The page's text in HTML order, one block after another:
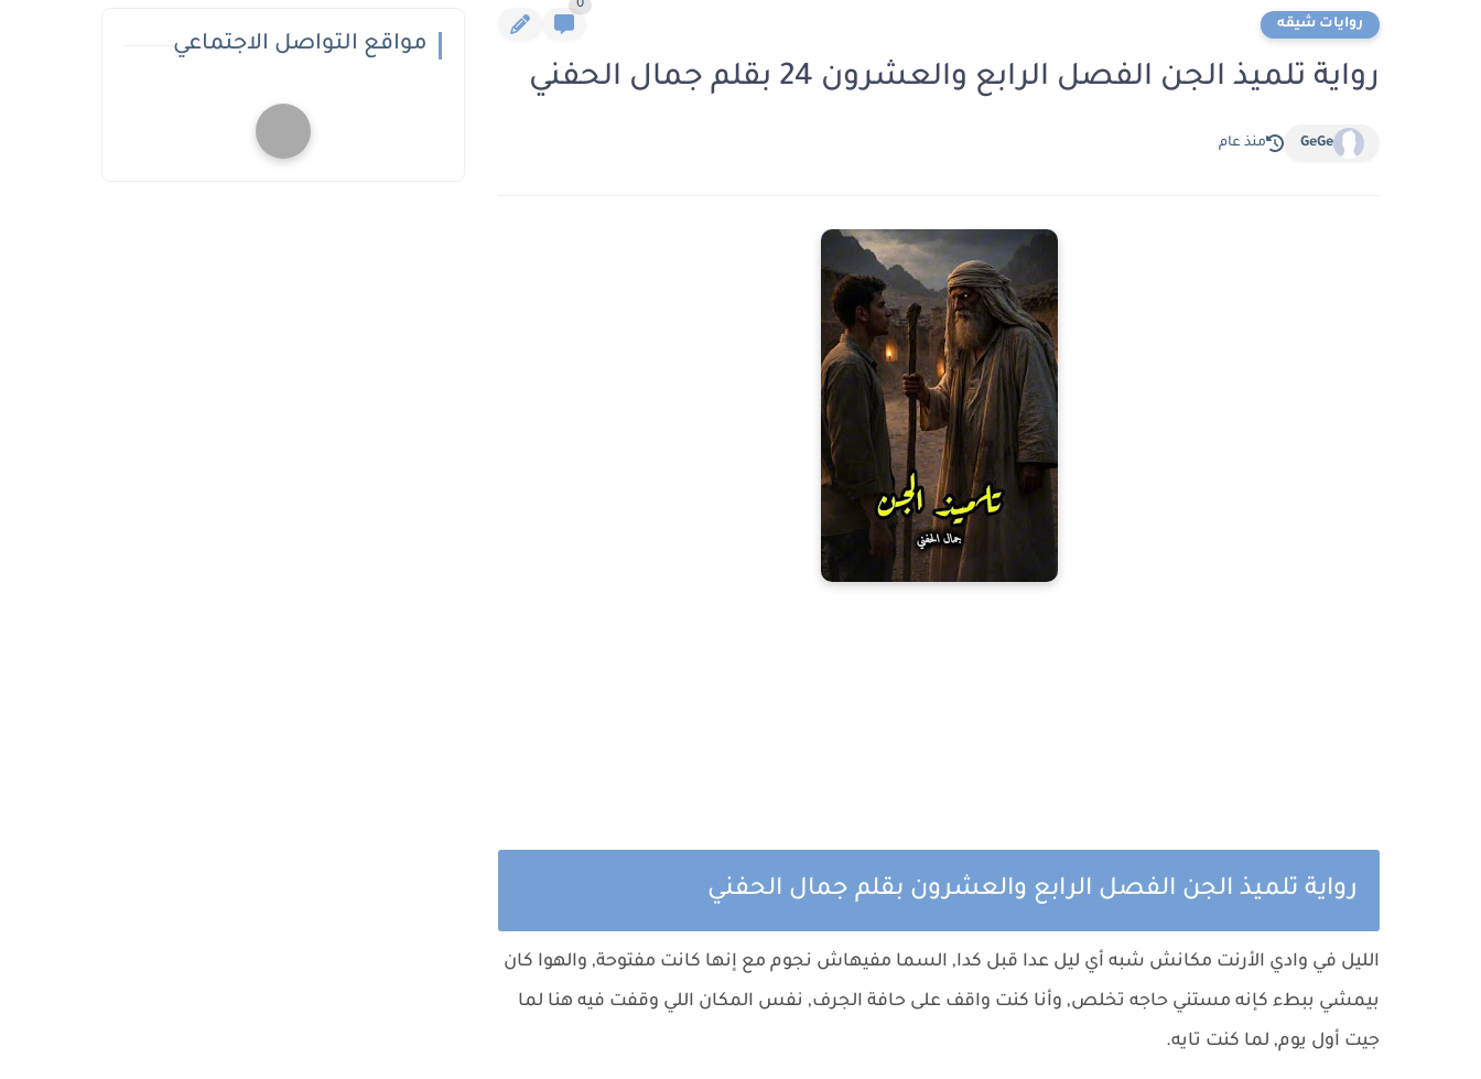
روايات شيقه
0
رواية تلميذ الجن الفصل الرابع والعشرون 24 بقلم جمال الحفني
GeGe منذ عام
رواية تلميذ الجن الفصل الرابع والعشرون بقلم جمال الحفني
الليل في وادي الأرنت مكانش شبه أي ليل عدا قبل كدا, السما مفيهاش نجوم مع إنها كانت مفتوحة, والهوا كان
بيمشي ببطء كإنه مستني حاجه تخلص, وأنا كنت واقف على حافة الجرف, نفس المكان اللي وقفت فيه هنا لما
جيت أول يوم, لما كنت تايه.
مواقع التواصل الاجتماعي